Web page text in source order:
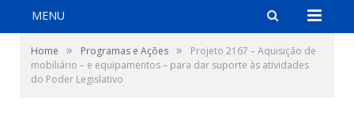
MENU
Home » Programas e Ações »
Projeto 2167 – Aquisição de
mobiliário – e equipamentos – para dar suporte às atividades
do Poder Legislativo